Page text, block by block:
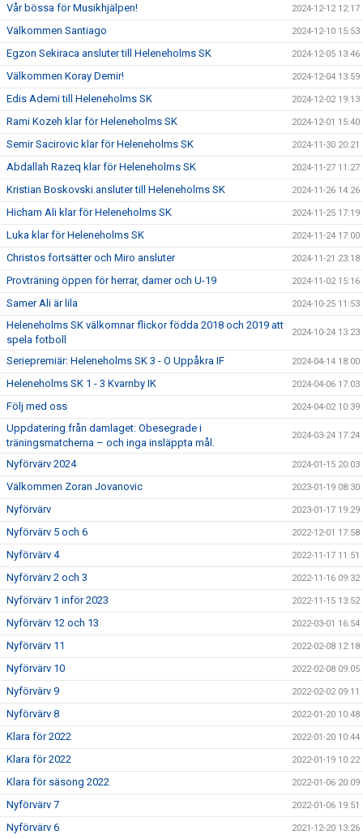
Vår bössa för Musikhjälpen! 2024-12-12 12:17
Välkommen Santiago 2024-12-10 15:53
Egzon Sekiraca ansluter till Heleneholms SK 2024-12-05 13:46
Välkommen Koray Demir! 2024-12-04 13:59
Edis Ademi till Heleneholms SK 2024-12-02 19:13
Rami Kozeh klar för Heleneholms SK 2024-12-01 15:40
Semir Sacirovic klar för Heleneholms SK 2024-11-30 20:21
Abdallah Razeq klar för Heleneholms SK 2024-11-27 11:27
Kristian Boskovski ansluter till Heleneholms SK 2024-11-26 14:26
Hicham Ali klar för Heleneholms SK 2024-11-25 17:19
Luka klar för Heleneholms SK 2024-11-24 17:00
Christos fortsätter och Miro ansluter 2024-11-21 23:18
Provträning öppen för herrar, damer och U-19 2024-11-02 15:16
Samer Ali är lila 2024-10-25 11:53
Heleneholms SK välkomnar flickor födda 2018 och 2019 att
spela fotboll
2024-10-24 13:23
Seriepremiär: Heleneholms SK 3 - O Uppåkra IF 2024-04-14 18:00
Heleneholms SK 1 - 3 Kvarnby IK 2024-04-06 17:03
Följ med oss 2024-04-02 10:39
Uppdatering från damlaget: Obesegrade i
träningsmatcherna – och inga insläppta mål.
2024-03-24 17:24
Nyförvärv 2024 2024-01-15 20:03
Välkommen Zoran Jovanovic 2023-01-19 08:30
Nyförvärv 2023-01-17 19:29
Nyförvärv 5 och 6 2022-12-01 17:58
Nyförvärv 4 2022-11-17 11:51
Nyförvärv 2 och 3 2022-11-16 09:32
Nyförvärv 1 inför 2023 2022-11-15 13:52
Nyförvärv 12 och 13 2022-03-01 16:54
Nyförvärv 11 2022-02-08 12:18
Nyförvärv 10 2022-02-08 09:05
Nyförvärv 9 2022-02-02 09:11
Nyförvärv 8 2022-01-20 10:48
Klara för 2022 2022-01-20 10:44
Klara för 2022 2022-01-19 10:22
Klara för säsong 2022 2022-01-06 20:09
Nyförvärv 7 2022-01-06 19:51
Nyförvärv 6 2021-12-20 13:26